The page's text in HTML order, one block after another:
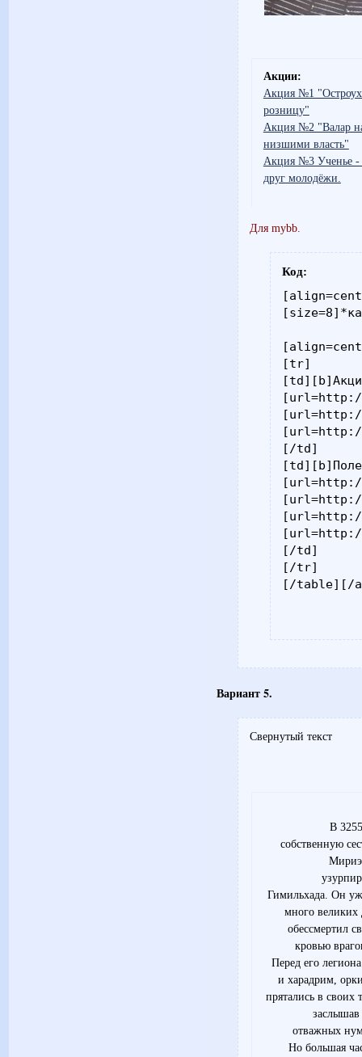
Акции:
Акция №1
розницу"
Акция №2 "Валар
низшими власть"
Акция №3 Ученье -
друг молодёжи.
Для mybb.
Код:
[tr]
[url=http://
[url=http://
[url=http://
[/td]
[url=http://
[url=http://
[url=http://
[url=http://
[/td]
[/tr]
[/table][/
Вариант 5.
Свернутый текст
В
собственную
Гимильхада. Он
много великих
обессмертил
кровью
Перед его
и харадрим,
прятались в своих
отважных
Но большая